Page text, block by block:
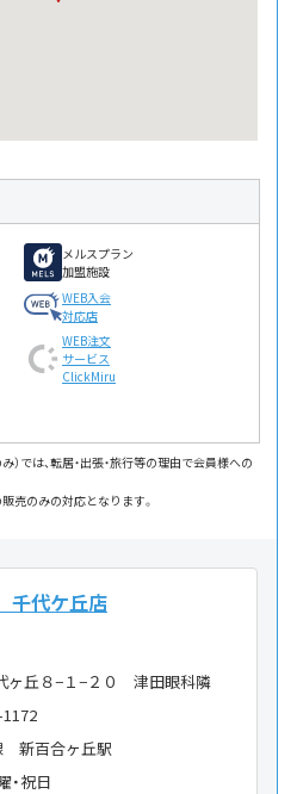
メルスプラン
加盟施設
WEB入会
対応店
WEB注文
サービス
ClickMiru
）では、転居・出張・旅行等の理由で会員様への
売のみの対応となります。
千代ケ丘店
ヶ丘８−１−２０ 津田眼科隣
新百合ヶ丘駅
・祝日